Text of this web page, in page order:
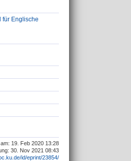
für Englische
19. Feb 2020 13:28
30. Nov 2021 08:43
id/eprint/23854/